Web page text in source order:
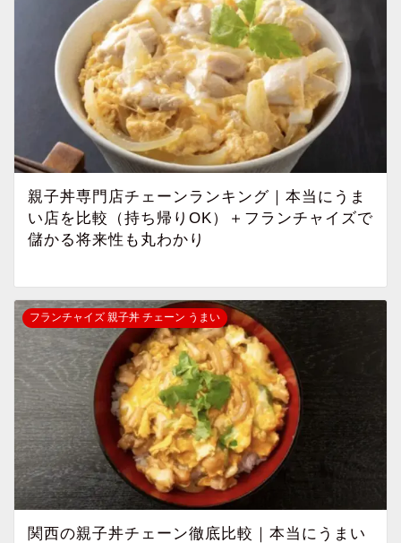
親子丼専門店チェーンランキング｜本当にうま
い店を比較（持ち帰りOK）＋フランチャイズで
儲かる将来性も丸わかり
フランチャイズ 親子丼 チェーン うまい
関西の親子丼チェーン徹底比較｜本当にうまい